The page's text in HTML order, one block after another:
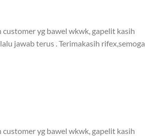
customer yg bawel wkwk, gapelit kasih
jawab terus . Terimakasih rifex,semoga
customer yg bawel wkwk, gapelit kasih